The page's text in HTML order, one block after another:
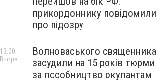
прикордоннику повідомили
про підозру
Волноваського священника
засудили на 15 років тюрми
за пособництво окупантам
13:00
Вчора